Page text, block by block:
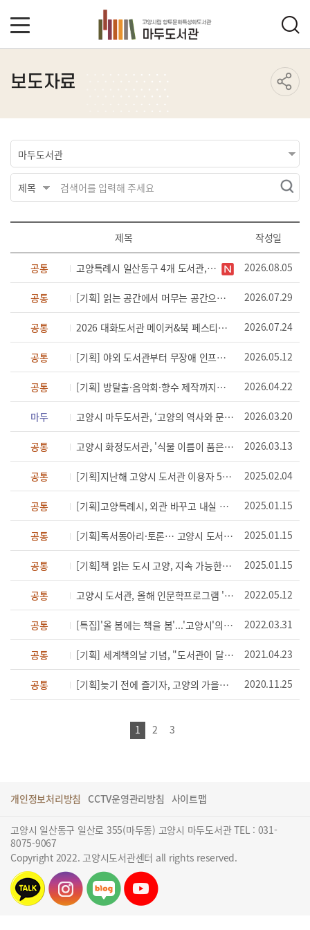
보도자료
제목 작성일
공통 고양특례시 일산동구 4개 도서관, 청렴 북큐레이션 「청력(淸力) 충전」 운영 2026.08.05
공통 [기획] 읽는 공간에서 머무는 공간으로... 고양시 도서관, 생활 속 문화 플랫폼으로 확장 2026.07.29
공통 2026 대화도서관 메이커&북 페스티벌 개최 2026.07.24
공통 [기획] 야외 도서관부터 무장애 인프라까지…고양시, 모두를 위한 도서관 구현 2026.05.12
공통 [기획] 방탈출·음악회·향수 제작까지…오감 만족 고양시 '도서관 주간' 2026.04.22
마두 고양시 마두도서관, ‘고양의 역사와 문화유산’ 프로그램 운영 2026.03.20
공통 고양시 화정도서관, '식물 이름이 품은 세계' 꽃 인문학 강연 운영 2026.03.13
공통 [기획]지난해 고양시 도서관 이용자 534만 명…최고 인기도서는? 2025.02.04
공통 [기획]고양특례시, 외관 바꾸고 내실 다진다… 쾌적·안전한 도서관으로 새단장 2025.01.15
공통 [기획]독서동아리·토론… 고양시 도서관서 즐기는 겨울방학 프로그램 2025.01.15
공통 [기획]책 읽는 도시 고양, 지속 가능한 작은도서관 정책 전환으로 2025.01.15
공통 고양시 도서관, 올해 인문학프로그램 '풍성' 2022.05.12
공통 [특집]'올 봄에는 책을 봄'...'고양시'의 서재로 간다 2022.03.31
공통 [기획] 세계책의날 기념, "도서관이 달라졌어요" 고양시, 19개 도서관 업그레이드에 박차 2021.04.23
공통 [기획]늦기 전에 즐기자, 고양의 가을정취 3색 3멋(2020.11.21.) 2020.11.25
1 2 3
개인정보처리방침 CCTV운영관리방침 사이트맵
고양시 일산동구 일산로 355(마두동) 고양시 마두도서관 TEL : 031-
8075-9067
Copyright 2022. 고양시도서관센터 all rights reserved.